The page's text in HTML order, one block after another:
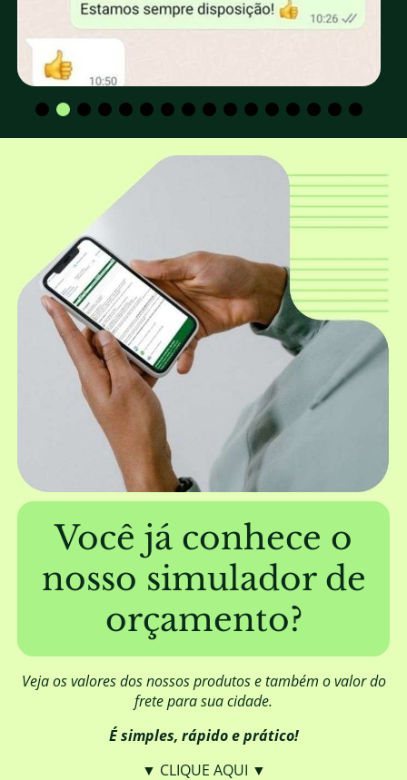
Os valores para CPF e CNPJ são os mesmos?
Qual a altura padrão dos mourões
utilizados para construção de cerca e
Qual o diâmetro mais utilizado para
construção de cerca e curral?
Além dos mourões roliços, a EUCATRATUS
também trabalha com mourões
quadrados?
A EUCATRATUS trabalha com mourões
furados?
Além de fornecer a madeira, a EUCATRATUS
também elabora projetos de construção?
Posso aplicar algum produto para
melhorar o aspecto visual da madeira?
Qual é a origem da madeira da
EUCATRATUS?
A madeira da EUCATRATUS necessita de
Você já conhece o
nosso simulador de
orçamento?
Veja os valores dos nossos produtos e também o valor do
frete para sua cidade.
É simples, rápido e prático!
▼ CLIQUE AQUI ▼